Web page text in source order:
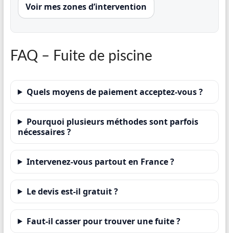
Voir mes zones d’intervention
FAQ – Fuite de piscine
Quels moyens de paiement acceptez-vous ?
Pourquoi plusieurs méthodes sont parfois
nécessaires ?
Intervenez-vous partout en France ?
Le devis est-il gratuit ?
Faut-il casser pour trouver une fuite ?